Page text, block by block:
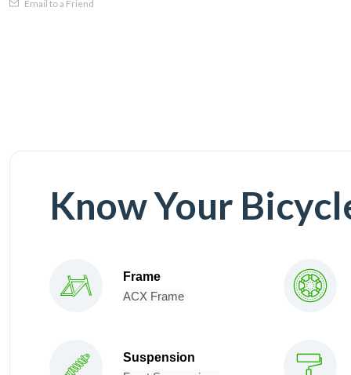
Email to a Friend
Know Your
Frame
ACX Frame
Suspension